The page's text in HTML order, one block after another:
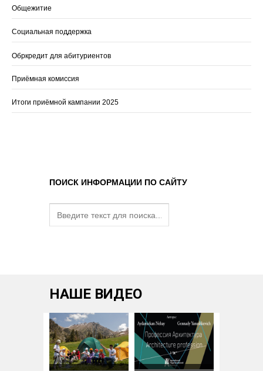
Общежитие
Социальная поддержка
Обркредит для абитуриентов
Приёмная комиссия
Итоги приёмной кампании 2025
ПОИСК ИНФОРМАЦИИ ПО САЙТУ
НАШЕ ВИДЕО